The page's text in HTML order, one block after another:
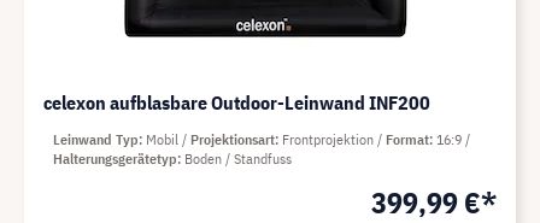
celexon aufblasbare Outdoor-Leinwand INF200
399,99 €*
Leinwand Typ Mobil Projektionsart Frontprojektion Format 16:9
Halterungsgerätetyp Boden / Standfuss